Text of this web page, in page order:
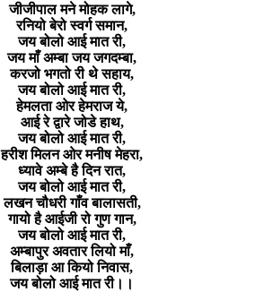
जीजीपाल मने मोहक लागे,
रनियो बेरो स्वर्ग समान,
जय बोलो आई मात री,
जय माँ अम्बा जय जगदम्बा,
करजो भगतो री थे सहाय,
जय बोलो आई मात री,
हेमलता ओर हेमराज ये,
आई रे द्वारे जोडे हाथ,
जय बोलो आई मात री,
हरीश मिलन ओर मनीष मेहरा,
ध्यावे अम्बे है दिन रात,
जय बोलो आई मात री,
लखन चौधरी गाँव बालासती,
गायो है आईजी रो गुण गान,
जय बोलो आई मात री,
अम्बापुर अवतार लियो माँ,
बिलाड़ा आ कियो निवास,
जय बोलो आई मात री।।